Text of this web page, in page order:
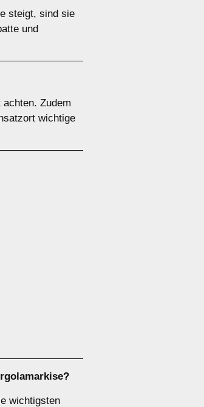
steigt, sind sie
und
Zudem
wichtige
?
wichtigsten